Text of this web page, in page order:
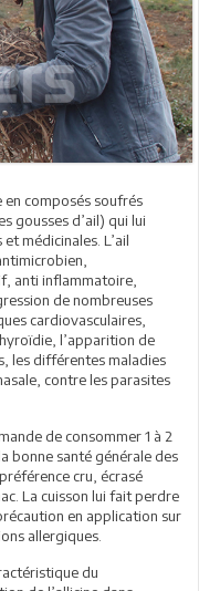
en composés soufrés
gousses d’ail) qui lui
médicinales. L’ail
anti inflammatoire,
de nombreuses
cardiovasculaires,
l’apparition de
les différentes maladies
contre les parasites
de consommer 1 à 2
bonne santé générale des
cru, écrasé
La cuisson lui fait perdre
en application sur
allergiques.
du